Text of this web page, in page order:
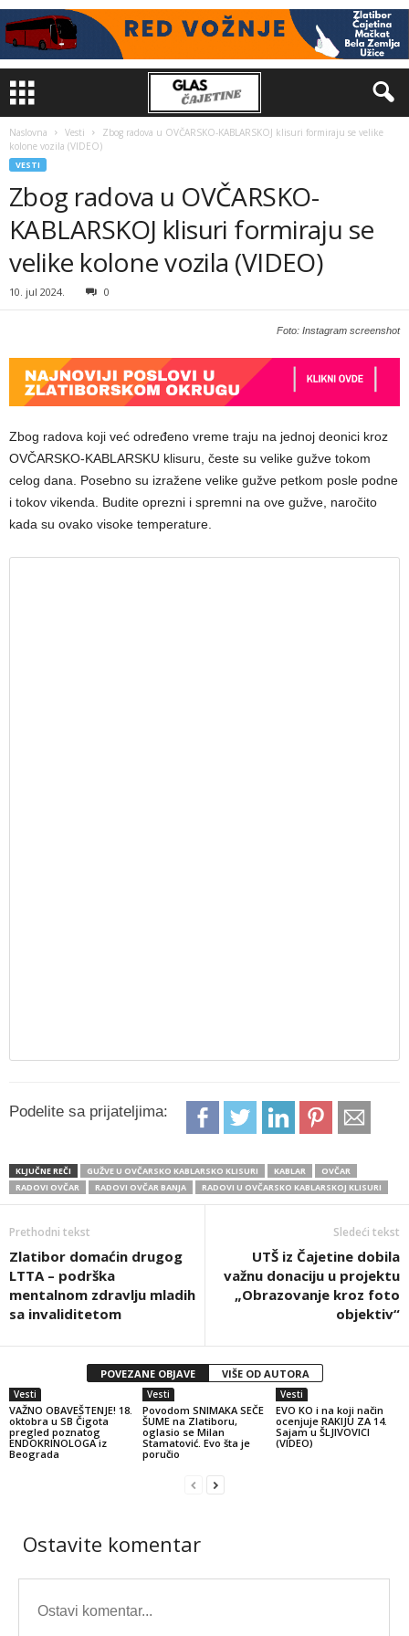
Naslovna Vesti
Zbog radova u OVČARSKO-KABLARSKOJ klisuri formiraju se velike
kolone vozila (VIDEO)
VESTI
Zbog radova u OVČARSKO-
KABLARSKOJ klisuri formiraju se
velike kolone vozila (VIDEO)
10. jul 2024. 0
Foto: Instagram screenshot
Zbog radova koji već određeno vreme traju na jednoj deonici kroz
OVČARSKO-KABLARSKU klisuru, česte su velike gužve tokom
celog dana. Posebno su izražene velike gužve petkom posle podne
i tokov vikenda. Budite oprezni i spremni na ove gužve, naročito
kada su ovako visoke temperature.
Podelite sa prijateljima:
KLJUČNE REČI GUŽVE U OVČARSKO KABLARSKO KLISURI KABLAR
OVČAR
RADOVI OVČAR
RADOVI OVČAR BANJA RADOVI U OVČARSKO KABLARSKOJ KLISURI
Prethodni tekst
Zlatibor domaćin drugog
LTTA – podrška
mentalnom zdravlju mladih
sa invaliditetom
Sledeći tekst
UTŠ iz Čajetine dobila
važnu donaciju u projektu
„Obrazovanje kroz foto
objektiv“
POVEZANE OBJAVE VIŠE OD AUTORA
Vesti
VAŽNO OBAVEŠTENJE! 18.
oktobra u SB Čigota
pregled poznatog
ENDOKRINOLOGA iz
Beograda
Vesti
Povodom SNIMAKA SEČE
ŠUME na Zlatiboru,
oglasio se Milan
Stamatović. Evo šta je
poručio
Vesti
EVO KO i na koji način
ocenjuje RAKIJU ZA 14.
Sajam u ŠLJIVOVICI
(VIDEO)
Ostavite komentar